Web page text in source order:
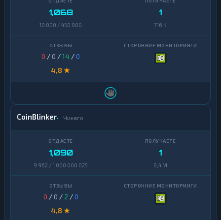
1,068
10 000 / 450 000
1
716 K
0 / 0 /14 /0
4,8 ★
CoinBlinker Чикаго
1,090
9 962 / 1 000 000 025
1
8,4 M
0 / 0 / 2 /0
4,8 ★